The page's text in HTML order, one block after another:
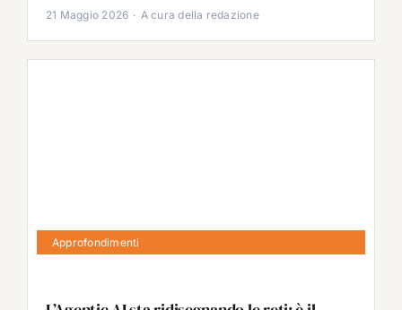
21 Maggio 2026 · A cura della redazione
Approfondimenti